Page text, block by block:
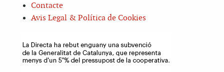
Contacte
Avis Legal & Política de Cookies